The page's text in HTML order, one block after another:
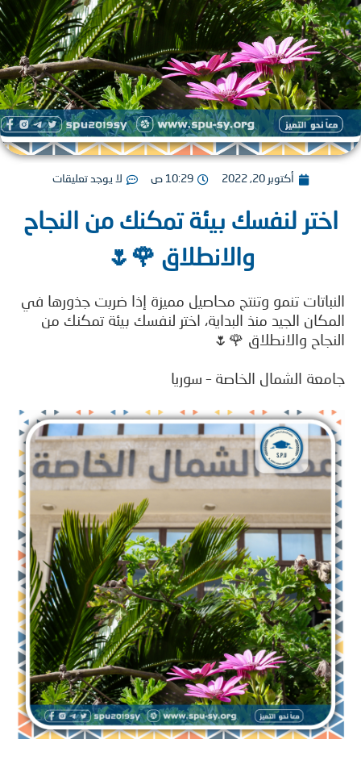
أكتوبر 20, 2022 10:29 ص لا يوجد تعليقات
لنفسك بيئة تمكنك من النجاح
والانطلاق 🌹🌷
تنمو وتنتج محاصيل مميزة إذا ضربت جذورها في
الجيد منذ البداية، اختر لنفسك بيئة تمكنك من
والانطلاق 🌹🌷
الشمال الخاصة – سوريا